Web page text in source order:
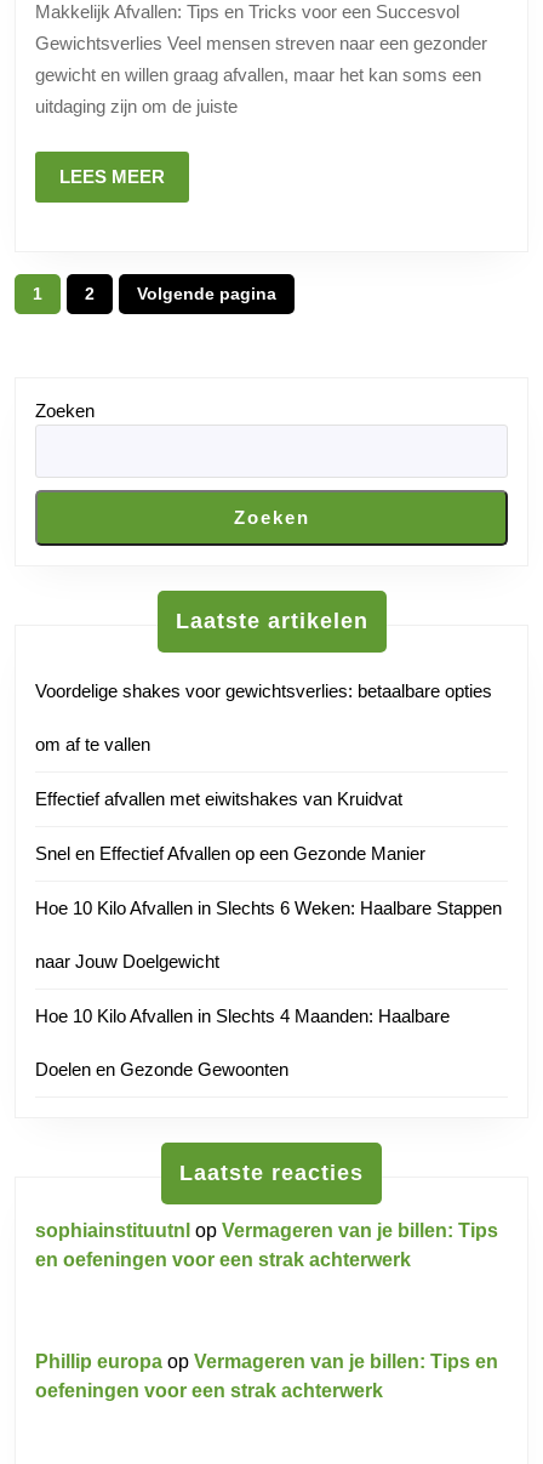
voor
Gewichtsverlies
Makkelijk Afvallen: Tips en Tricks voor een Succesvol
Gewichtsverlies Veel mensen streven naar een gezonder
gewicht en willen graag afvallen, maar het kan soms een
uitdaging zijn om de juiste
LEES MEER
MEER
Posts
pagination
Pagina
1
Pagina
2 Volgende pagina
Zoeken
Zoeken
Laatste artikelen
Voordelige shakes voor gewichtsverlies: betaalbare opties
om af te vallen
Effectief afvallen met eiwitshakes van Kruidvat
Snel en Effectief Afvallen op een Gezonde Manier
Hoe 10 Kilo Afvallen in Slechts 6 Weken: Haalbare Stappen
naar Jouw Doelgewicht
Hoe 10 Kilo Afvallen in Slechts 4 Maanden: Haalbare
Doelen en Gezonde Gewoonten
Laatste reacties
sophiainstituutnl op Vermageren van je billen: Tips
en oefeningen voor een strak achterwerk
Phillip europa op Vermageren van je billen: Tips en
oefeningen voor een strak achterwerk